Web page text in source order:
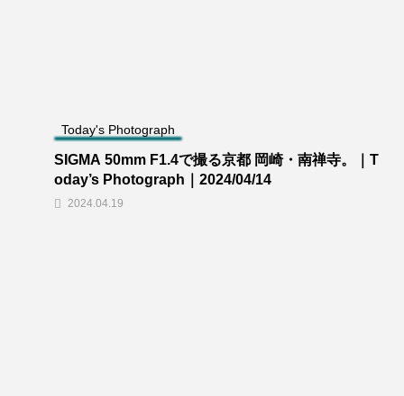
Today's Photograph
SIGMA 50mm F1.4で撮る京都 岡崎・南禅寺。｜T
oday’s Photograph｜2024/04/14
2024.04.19